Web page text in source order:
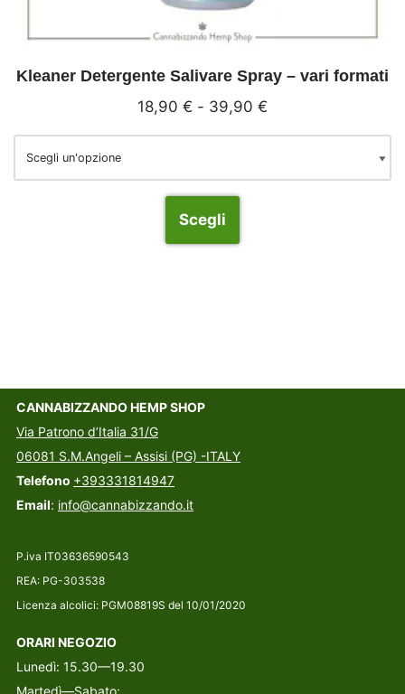
Kleaner Detergente Salivare Spray – vari formati
18,90 € - 39,90 €
Scegli
CANNABIZZANDO HEMP SHOP
Via Patrono d’Italia 31/G
06081 S.M.Angeli – Assisi (PG) -ITALY
Telefono +393331814947
Email: info@cannabizzando.it
P.iva IT03636590543
REA: PG-303538
Licenza alcolici: PGM08819S del 10/01/2020
ORARI NEGOZIO
Lunedì: 15.30—19.30
Martedì—Sabato: